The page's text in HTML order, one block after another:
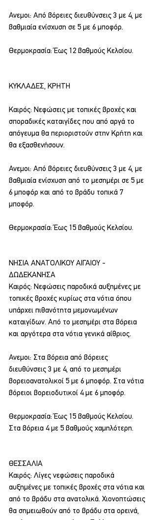
Ανεμοι: Από βόρειες διευθύνσεις 3 με 4, με
βαθμιαία ενίσχυση σε 5 με 6 μποφόρ.
Θερμοκρασία: Έως 12 βαθμούς Κελσίου.
ΚΥΚΛΑΔΕΣ, ΚΡΗΤΗ
Καιρός: Νεφώσεις με τοπικές βροχές και
σποραδικές καταιγίδες που από αργά το
απόγευμα θα περιοριστούν στην Κρήτη και
θα εξασθενήσουν.
Ανεμοι: Από βόρειες διευθύνσεις 3 με 4, με
βαθμιαία ενίσχυση από το μεσημέρι σε 5 με
6 μποφόρ και από το βράδυ τοπικά 7
μποφόρ.
Θερμοκρασία: Έως 15 βαθμούς Κελσίου.
ΝΗΣΙΑ ΑΝΑΤΟΛΙΚΟΥ ΑΙΓΑΙΟΥ -
ΔΩΔΕΚΑΝΗΣΑ
Καιρός: Νεφώσεις παροδικά αυξημένες με
τοπικές βροχές κυρίως στα νότια όπου
υπάρχει πιθανότητα μεμονωμένων
καταιγίδων. Από το μεσημέρι στα βόρεια
και αργότερα στα νότια γενικά αίθριος.
Ανεμοι: Στα βόρεια από βόρειες
διευθύνσεις 3 με 4, από το μεσημέρι
βορειοανατολικοί 5 με 6 μποφόρ. Στα νότια
βόρειοι βορειοδυτικοί 4 με 6 μποφόρ.
Θερμοκρασία: Έως 15 βαθμούς Κελσίου.
Στα βόρεια 4 με 5 βαθμούς χαμηλότερη.
ΘΕΣΣΑΛΙΑ
Καιρός: Λίγες νεφώσεις παροδικά
αυξημένες με τοπικές βροχές στα νότια και
από το βράδυ στα ανατολικά. Χιονοπτώσεις
θα σημειωθούν από το βράδυ στα ορεινά,